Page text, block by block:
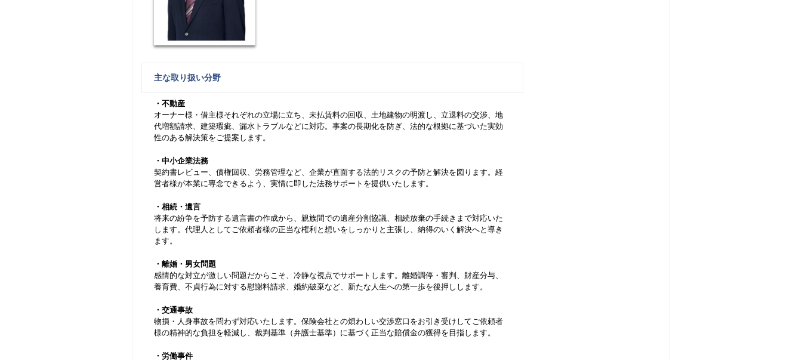
主な取り扱い分野
・不動産
オーナー様・借主様それぞれの立場に立ち、未払賃料の回収、土地建物の明渡し、立退料の交渉、地
代増額請求、建築瑕疵、漏水トラブルなどに対応。事案の長期化を防ぎ、法的な根拠に基づいた実効
性のある解決策をご提案します。
・中小企業法務
契約書レビュー、債権回収、労務管理など、企業が直面する法的リスクの予防と解決を図ります。経
営者様が本業に専念できるよう、実情に即した法務サポートを提供いたします。
・相続・遺言
将来の紛争を予防する遺言書の作成から、親族間での遺産分割協議、相続放棄の手続きまで対応いた
します。代理人としてご依頼者様の正当な権利と想いをしっかりと主張し、納得のいく解決へと導き
ます。
・離婚・男女問題
感情的な対立が激しい問題だからこそ、冷静な視点でサポートします。離婚調停・審判、財産分与、
養育費、不貞行為に対する慰謝料請求、婚約破棄など、新たな人生への第一歩を後押しします。
・交通事故
物損・人身事故を問わず対応いたします。保険会社との煩わしい交渉窓口をお引き受けしてご依頼者
様の精神的な負担を軽減し、裁判基準（弁護士基準）に基づく正当な賠償金の獲得を目指します。
・労働事件